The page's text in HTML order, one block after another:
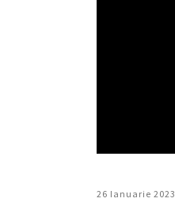
26 Ianuarie 2023